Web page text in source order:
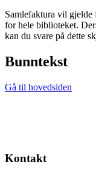
Samlefaktura vil gjelde
for hele biblioteket.
kan du svare på dette
Bunntekst
Gå til hovedsiden
Kontakt